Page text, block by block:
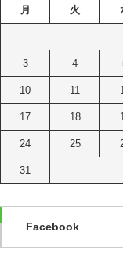
月 火
3 4
10 11
17 18
24 25
31
Facebook